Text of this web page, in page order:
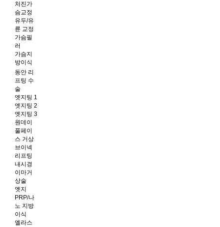
처진가
슴교정
유두/유
륜 교정
가슴필
러
가슴지
방이식
동안 리
프팅 수
술
엣지팅 1
엣지팅 2
엣지팅 3
원데이
풀페이
스 거상
브이넥
리프팅
내시경
이마거
상술
엣지
PRP/나
노 지방
이식
엘라스